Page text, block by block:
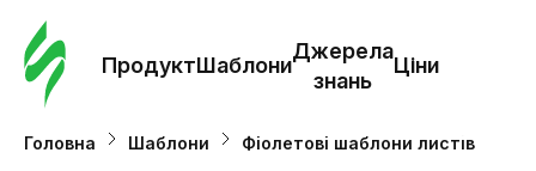
ПродуктШаблони
Джерела
знань
Ціни
Головна Шаблони Фіолетові шаблони листів